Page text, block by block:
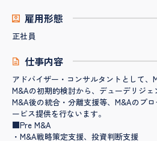
雇用形態
正社員
仕事内容
アドバイザー・コンサルタントとして、
M&Aの初期的検討から、デューデリジェ
M&A後の統合・分離支援等、M&Aのプ
ービス提供を行ないます。
■Pre M&A
・M&A戦略策定支援、投資判断支援